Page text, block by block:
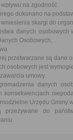
na zgodność
dokonano na
wniesienia skargi do
danych osobowych
Osobowych,
przetwarzane są dane
osobowych jest
umowy.
danych
konsekwencjach
Urzędu Gminy
do